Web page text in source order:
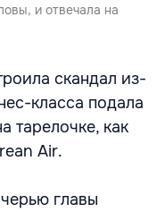
и отвечала на
скандал из-
класса подала
тарелочке, как
Air.
главы